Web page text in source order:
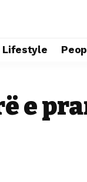
Lifestyle
e